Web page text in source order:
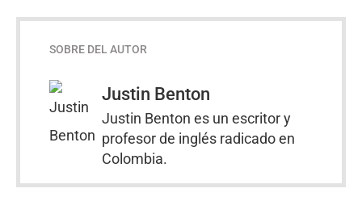
SOBRE DEL AUTOR
Justin Benton
Justin Benton es un escritor y
profesor de inglés radicado en
Colombia.